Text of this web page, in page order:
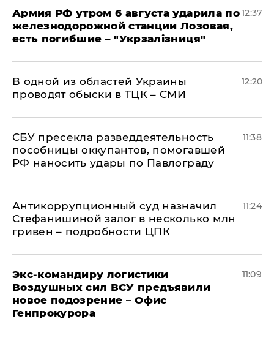
Армия РФ утром 6 августа ударила по
железнодорожной станции Лозовая,
есть погибшие – "Укрзалізниця"
12:37
В одной из областей Украины
проводят обыски в ТЦК – СМИ
12:20
СБУ пресекла разведдеятельность
пособницы оккупантов, помогавшей
РФ наносить удары по Павлограду
11:38
Антикоррупционный суд назначил
Стефанишиной залог в несколько млн
гривен – подробности ЦПК
11:24
Экс-командиру логистики
Воздушных сил ВСУ предъявили
новое подозрение – Офис
Генпрокурора
11:09